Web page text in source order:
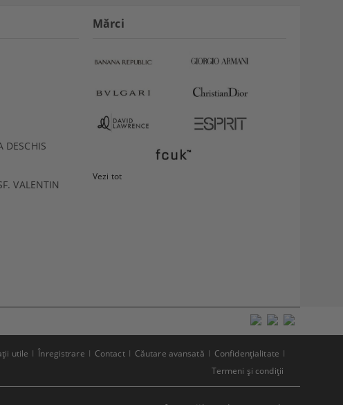
DESCHIS
VALENTIN
Mărci
Vezi tot
utile Înregistrare Contact Căutare avansată
Confidenţialitate
Termeni şi condiţii